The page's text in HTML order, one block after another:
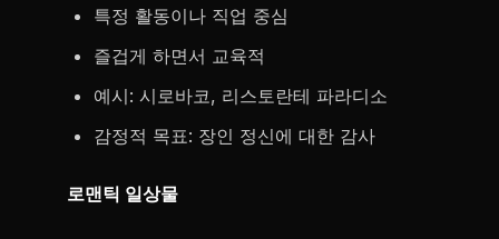
특정 활동이나 직업 중심
즐겁게 하면서 교육적
예시: 시로바코, 리스토란테 파라디소
감정적 목표: 장인 정신에 대한 감사
로맨틱 일상물